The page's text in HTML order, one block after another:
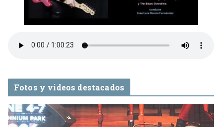
Fotos y videos destacados